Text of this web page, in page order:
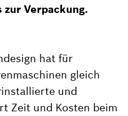
zur Verpackung.
hat für
gleich
und
Zeit und Kosten beim